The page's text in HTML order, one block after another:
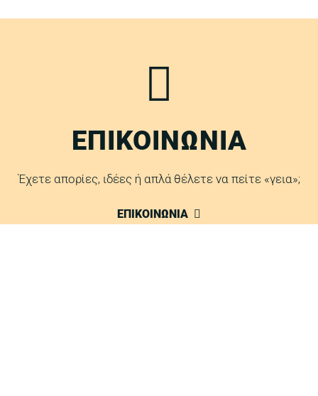
ΕΠΙΚΟΙΝΩΝΙΑ
Έχετε απορίες, ιδέες ή απλά θέλετε να πείτε «γεια»;
ΕΠΙΚΟΙΝΩΝΙΑ